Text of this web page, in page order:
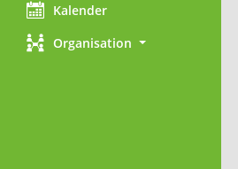
Kalender
Organisation